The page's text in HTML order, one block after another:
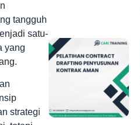
tangguh
satu-
yang
strategi